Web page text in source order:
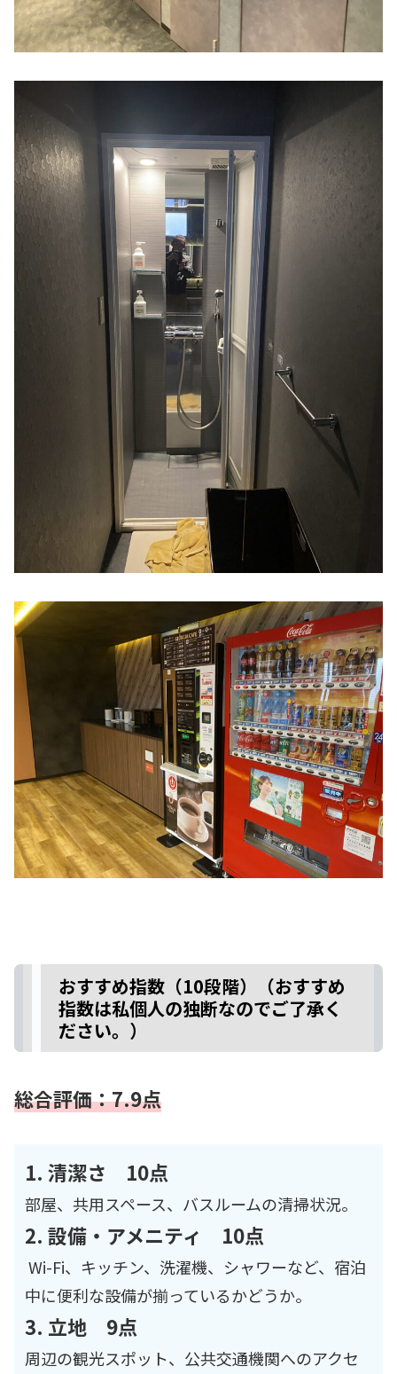
おすすめ指数（10段階）（おすすめ
指数は私個人の独断なのでご了承く
ださい。）
総合評価：7.9点
1. 清潔さ 10点
部屋、共用スペース、バスルームの清掃状況。
2. 設備・アメニティ 10点
Wi-Fi、キッチン、洗濯機、シャワーなど、宿泊
中に便利な設備が揃っているかどうか。
3. 立地 9点
周辺の観光スポット、公共交通機関へのアクセ